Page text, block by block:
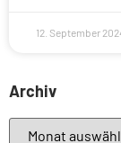
12. September
Archiv